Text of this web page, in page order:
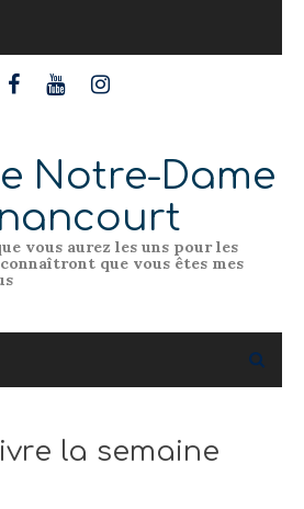
Notre-Dame
vous aurez les uns pour les
que vous êtes mes
la semaine